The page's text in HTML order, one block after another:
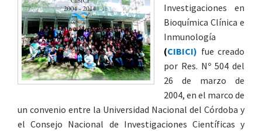
Investigaciones en
Bioquímica Clínica e
Inmunología
(CIBICI) fue creado
por Res. Nº 504 del
26 de marzo de
2004, en el marco de
un convenio entre la Universidad Nacional del Córdoba y
el Consejo Nacional de Investigaciones Científicas y